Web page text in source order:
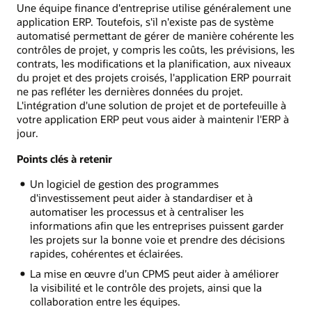
Une équipe finance d'entreprise utilise généralement une
application ERP. Toutefois, s'il n'existe pas de système
automatisé permettant de gérer de manière cohérente les
contrôles de projet, y compris les coûts, les prévisions, les
contrats, les modifications et la planification, aux niveaux
du projet et des projets croisés, l'application ERP pourrait
ne pas refléter les dernières données du projet.
L'intégration d'une solution de projet et de portefeuille à
votre application ERP peut vous aider à maintenir l'ERP à
jour.
Points clés à retenir
Un logiciel de gestion des programmes
d'investissement peut aider à standardiser et à
automatiser les processus et à centraliser les
informations afin que les entreprises puissent garder
les projets sur la bonne voie et prendre des décisions
rapides, cohérentes et éclairées.
La mise en œuvre d'un CPMS peut aider à améliorer
la visibilité et le contrôle des projets, ainsi que la
collaboration entre les équipes.